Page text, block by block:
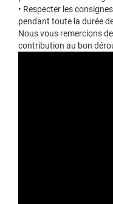
• Respecter les
pendant toute la durée
Nous vous remercions
contribution au bon